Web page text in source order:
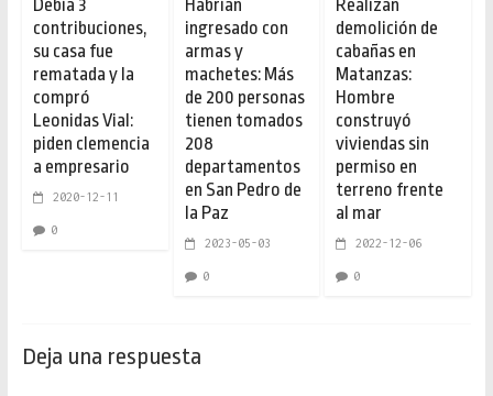
Debía 3
contribuciones,
su casa fue
rematada y la
compró
Leonidas Vial:
piden clemencia
a empresario
2020-12-11
0
Habrían
ingresado con
armas y
machetes: Más
de 200 personas
tienen tomados
208
departamentos
en San Pedro de
la Paz
2023-05-03
0
Realizan
demolición de
cabañas en
Matanzas:
Hombre
construyó
viviendas sin
permiso en
terreno frente
al mar
2022-12-06
0
Deja una respuesta